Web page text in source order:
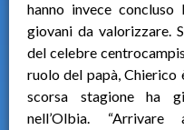
hanno invece
giovani da valorizzare.
del celebre
ruolo del papà, Chierico
scorsa stagione ha
nell’Olbia.